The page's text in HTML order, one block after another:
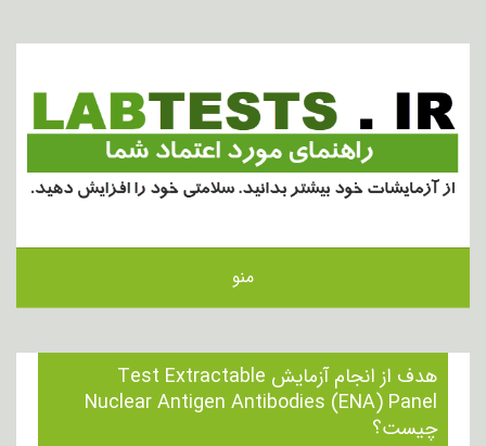
منو
هدف از انجام آزمایش Test Extractable
Nuclear Antigen Antibodies (ENA) Panel
چیست؟